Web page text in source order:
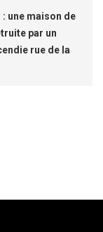
: une maison de
par un
rue de la